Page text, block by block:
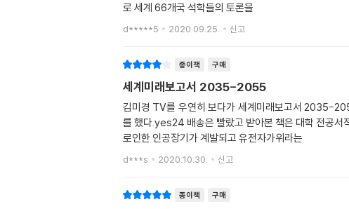
로 세계 66개국 석학들의 토론을
d*****5 2020.09.25. 신고
종이책 구매
세계미래보고서 2035-2055
김미경 TV를 우연히 보다가 세계미래보고서 2035-
를 했다.yes24 배송은 빨랐고 받아본 책은 대학 전공
로인한 인공장기가 계발되고 유전자가위라는
d***s 2020.10.30. 신고
종이책 구매